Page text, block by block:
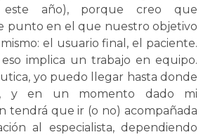
este año), porque creo que
punto en el que nuestro objetivo
el usuario final, el paciente.
implica un trabajo en equipo.
yo puedo llegar hasta donde
y en un momento dado mi
tendrá que ir (o no) acompañada
al especialista, dependiendo